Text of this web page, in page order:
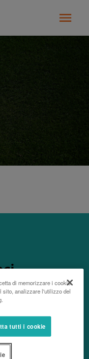
di memorizzare i cookie
sito, analizzare l'utilizzo del
tutti i cookie